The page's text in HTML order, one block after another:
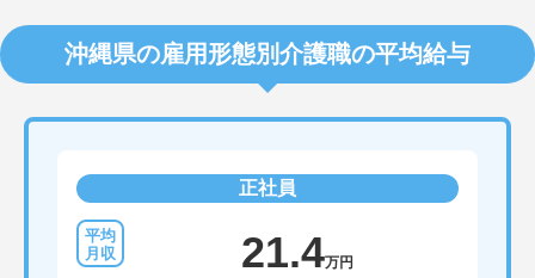
沖縄県の雇用形態別介護職の平均給与
正社員
21.4万円